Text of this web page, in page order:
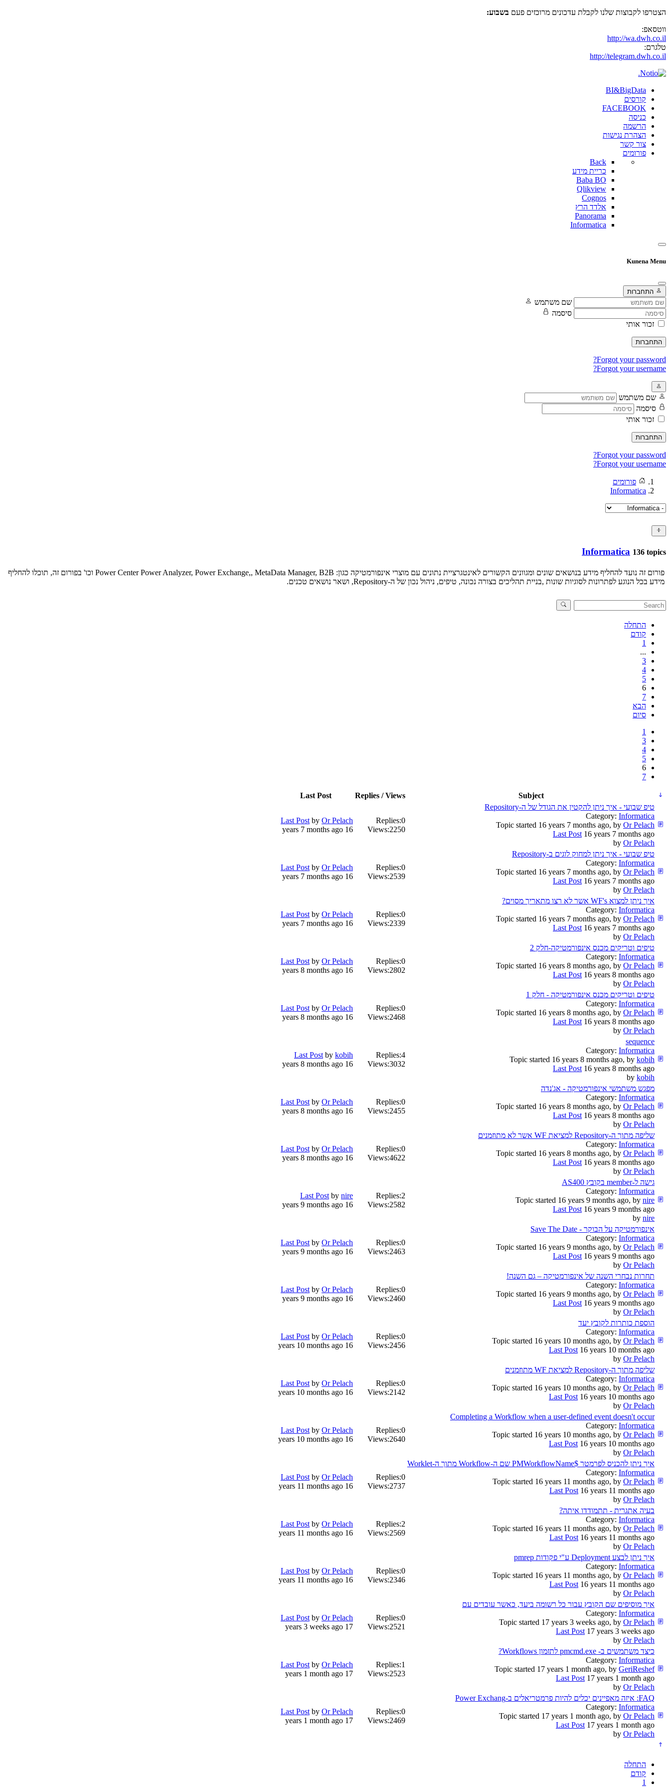
הצטרפו לקבוצות שלנו לקבלת עדכונים מרוכזים פעם בשבוע:
ווטסאפ:
http://wa.dwh.co.il
טלגרם:
http://telegram.dwh.co.il
BI&BigData
קורסים
FACEBOOK
כניסה
הרשמה
הצהרת נגישות
צור קשר
פורומים
Back
כריית מידע
Baba BO
Qlikview
Cognos
אלדד הרץ
Panorama
Informatica
Kunena Menu
התחברות
שם משתמש
סיסמה
זכור אותי
התחברות
Forgot your password?
Forgot your username?
שם משתמש
סיסמה
זכור אותי
התחברות
Forgot your password?
Forgot your username?
פורומים
Informatica
Informatica 136 topics
פורום זה נועד להחליף מידע בנושאים שונים ומגוונים הקשורים לאינטגרציית נתונים עם מוצרי אינפורמטיקה כגון: Power Center Power Analyzer, Power Exchange,, MetaData Manager, B2B וכו' בפורום זה, תוכלו להחליף
מידע בכל הנוגע לפתרונות לסוגיות שונות ,בניית תהליכים בצורה נכונה, טיפים, ניהול נכון של ה-Repository, ושאר נושאים טכנים.
התחלה
קודם
1
...
3
4
5
6
7
הבא
סיום
1
3
4
5
6
7
Subject
Replies / Views
Last Post
טיפ שבועי - איך ניתן להקטין את הגודל של ה-Repository
Category: Informatica
Topic started 16 years 7 months ago, by Or Pelach
Last Post 16 years 7 months ago
by Or Pelach
Replies:0
Views:2250
Last Post by Or Pelach
16 years 7 months ago
טיפ שבועי - איך ניתן למחוק לוגים ב-Repository
Category: Informatica
Topic started 16 years 7 months ago, by Or Pelach
Last Post 16 years 7 months ago
by Or Pelach
Replies:0
Views:2539
Last Post by Or Pelach
16 years 7 months ago
איך ניתן למצוא WF's אשר לא רצו מתאריך מסוים?
Category: Informatica
Topic started 16 years 7 months ago, by Or Pelach
Last Post 16 years 7 months ago
by Or Pelach
Replies:0
Views:2339
Last Post by Or Pelach
16 years 7 months ago
טיפים וטריקים מכנס אינפורמטיקה-חלק 2
Category: Informatica
Topic started 16 years 8 months ago, by Or Pelach
Last Post 16 years 8 months ago
by Or Pelach
Replies:0
Views:2802
Last Post by Or Pelach
16 years 8 months ago
טיפים וטריקים מכנס אינפורמטיקה - חלק 1
Category: Informatica
Topic started 16 years 8 months ago, by Or Pelach
Last Post 16 years 8 months ago
by Or Pelach
Replies:0
Views:2468
Last Post by Or Pelach
16 years 8 months ago
sequence
Category: Informatica
Topic started 16 years 8 months ago, by kobih
Last Post 16 years 8 months ago
by kobih
Replies:4
Views:3032
Last Post by kobih
16 years 8 months ago
מפגש משתמשי אינפורמטיקה - אג'נדה
Category: Informatica
Topic started 16 years 8 months ago, by Or Pelach
Last Post 16 years 8 months ago
by Or Pelach
Replies:0
Views:2455
Last Post by Or Pelach
16 years 8 months ago
שליפה מתוך ה-Repository למציאת WF אשר לא מתוזמנים
Category: Informatica
Topic started 16 years 8 months ago, by Or Pelach
Last Post 16 years 8 months ago
by Or Pelach
Replies:0
Views:4622
Last Post by Or Pelach
16 years 8 months ago
גישה ל-member בקובץ AS400
Category: Informatica
Topic started 16 years 9 months ago, by nire
Last Post 16 years 9 months ago
by nire
Replies:2
Views:2582
Last Post by nire
16 years 9 months ago
אינפורמטיקה על הבוקר - Save The Date
Category: Informatica
Topic started 16 years 9 months ago, by Or Pelach
Last Post 16 years 9 months ago
by Or Pelach
Replies:0
Views:2463
Last Post by Or Pelach
16 years 9 months ago
תחרות נבחרי השנה של אינפורמטיקה – גם השנה!
Category: Informatica
Topic started 16 years 9 months ago, by Or Pelach
Last Post 16 years 9 months ago
by Or Pelach
Replies:0
Views:2460
Last Post by Or Pelach
16 years 9 months ago
הוספת כותרות לקובץ יעד
Category: Informatica
Topic started 16 years 10 months ago, by Or Pelach
Last Post 16 years 10 months ago
by Or Pelach
Replies:0
Views:2456
Last Post by Or Pelach
16 years 10 months ago
שליפה מתוך ה-Repository למציאת WF מתוזמנים
Category: Informatica
Topic started 16 years 10 months ago, by Or Pelach
Last Post 16 years 10 months ago
by Or Pelach
Replies:0
Views:2142
Last Post by Or Pelach
16 years 10 months ago
Completing a Workflow when a user-defined event doesn't occur
Category: Informatica
Topic started 16 years 10 months ago, by Or Pelach
Last Post 16 years 10 months ago
by Or Pelach
Replies:0
Views:2640
Last Post by Or Pelach
16 years 10 months ago
איך ניתן להכניס לפרמטר $PMWorkflowName שם ה-Workflow מתוך ה-Worklet
Category: Informatica
Topic started 16 years 11 months ago, by Or Pelach
Last Post 16 years 11 months ago
by Or Pelach
Replies:0
Views:2737
Last Post by Or Pelach
16 years 11 months ago
בעיה אתגרית - תתמודדו איתה?
Category: Informatica
Topic started 16 years 11 months ago, by Or Pelach
Last Post 16 years 11 months ago
by Or Pelach
Replies:2
Views:2569
Last Post by Or Pelach
16 years 11 months ago
איך ניתן לבצע Deployment ע"י פקודות pmrep
Category: Informatica
Topic started 16 years 11 months ago, by Or Pelach
Last Post 16 years 11 months ago
by Or Pelach
Replies:0
Views:2346
Last Post by Or Pelach
16 years 11 months ago
איך מוסיפים שם הקובץ עבור כל רשומה ביעד, כאשר עובדים עם
Category: Informatica
Topic started 17 years 3 weeks ago, by Or Pelach
Last Post 17 years 3 weeks ago
by Or Pelach
Replies:0
Views:2521
Last Post by Or Pelach
17 years 3 weeks ago
כיצד משתמשים ב- pmcmd.exe לתזמון Workflows?
Category: Informatica
Topic started 17 years 1 month ago, by GeriReshef
Last Post 17 years 1 month ago
by Or Pelach
Replies:1
Views:2523
Last Post by Or Pelach
17 years 1 month ago
FAQ: איזה מאפיינים יכלים להיות פרמטריאלים ב-Power Exchang
Category: Informatica
Topic started 17 years 1 month ago, by Or Pelach
Last Post 17 years 1 month ago
by Or Pelach
Replies:0
Views:2469
Last Post by Or Pelach
17 years 1 month ago
התחלה
קודם
1